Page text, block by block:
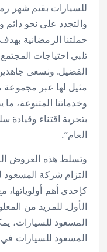
للسيارات بقيم شهر
والتجدد على نحو
حملتنا الرمضانية
تلبي احتياجات
الفضيل. ونسعى
مثيل لها عبر مجموعة
وخدماتنا المتنوعة،
بتجربة اقتناء
العام”.
وتسلط هذه العروض
التزام شركة المسعود
كإحدى أهم
الأول. للمزيد من
المسعود للسيارات،
المسعود للسيارات في